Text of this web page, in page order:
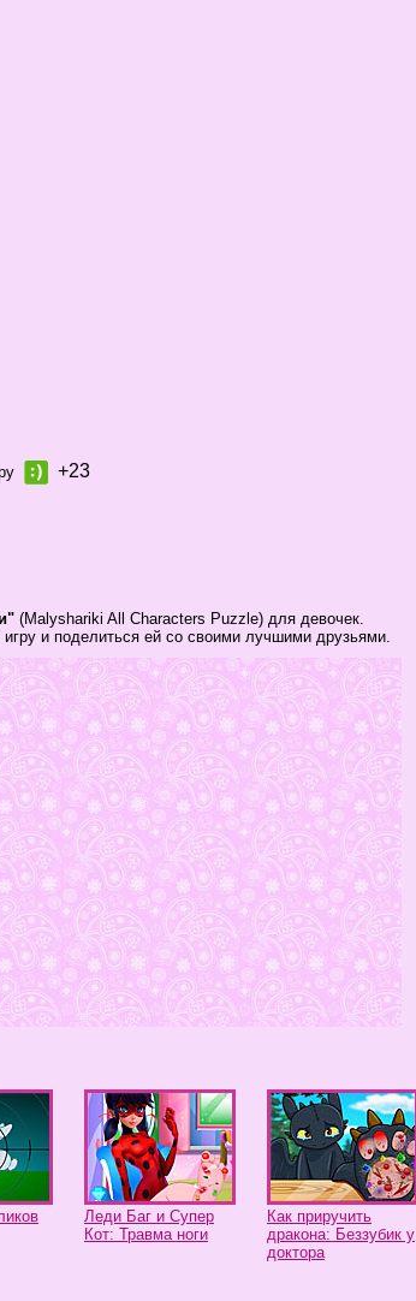
+23
(Malyshariki All Characters Puzzle) для девочек.
и поделиться ей со своими лучшими друзьями.
Леди Баг и Супер
Кот: Травма ноги
Как приручить
дракона: Беззубик у
доктора